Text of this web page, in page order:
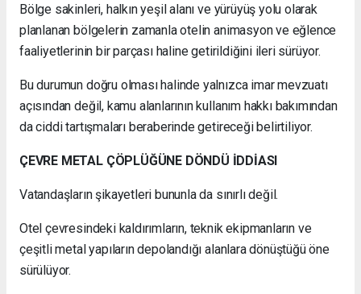
Bölge sakinleri, halkın yeşil alanı ve yürüyüş yolu olarak
planlanan bölgelerin zamanla otelin animasyon ve eğlence
faaliyetlerinin bir parçası haline getirildiğini ileri sürüyor.
Bu durumun doğru olması halinde yalnızca imar mevzuatı
açısından değil, kamu alanlarının kullanım hakkı bakımından
da ciddi tartışmaları beraberinde getireceği belirtiliyor.
ÇEVRE METAL ÇÖPLÜĞÜNE DÖNDÜ İDDİASI
Vatandaşların şikayetleri bununla da sınırlı değil.
Otel çevresindeki kaldırımların, teknik ekipmanların ve
çeşitli metal yapıların depolandığı alanlara dönüştüğü öne
sürülüyor.